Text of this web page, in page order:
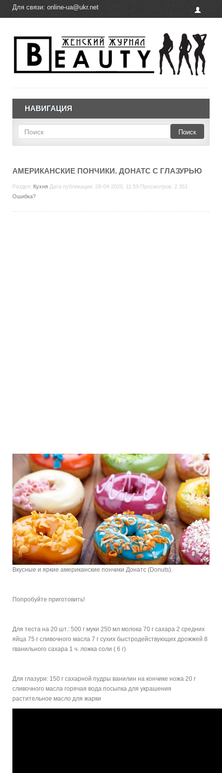
Для связи: online-ua@ukr.net
НАВИГАЦИЯ
Поиск
АМЕРИКАНСКИЕ ПОНЧИКИ. ДОНАТС С ГЛАЗУРЬЮ
Раздел: Кухня Дата публикации: 28-04-2020, 11:59 Просмотров: 2 351
Ошибка?
Вкусные и яркие американские пончики Донатс (Donuts).
Попробуйте приготовить!
Для теста на 20 шт.: 500 г муки 250 мл молока 70 г сахара 2 средних
яйца 75 г сливочного масла 7 г сухих быстродействующих дрожжей 8
гванильного сахара 1 ч. ложка соли ( 6 г)
Для глазури: 150 г сахарной пудры ванилин на кончике ножа 20 г
сливочного масла горячая вода посыпка для украшения
растительное масло для жарки